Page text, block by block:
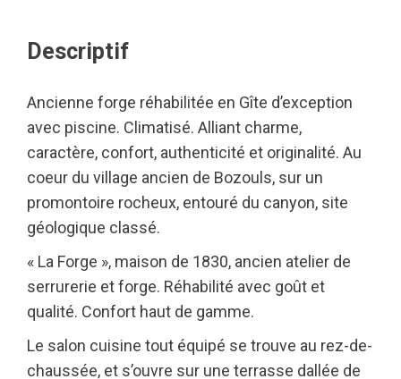
Descriptif
Ancienne forge réhabilitée en Gîte d’exception
avec piscine. Climatisé. Alliant charme,
caractère, confort, authenticité et originalité. Au
coeur du village ancien de Bozouls, sur un
promontoire rocheux, entouré du canyon, site
géologique classé.
« La Forge », maison de 1830, ancien atelier de
serrurerie et forge. Réhabilité avec goût et
qualité. Confort haut de gamme.
Le salon cuisine tout équipé se trouve au rez-de-
chaussée, et s’ouvre sur une terrasse dallée de